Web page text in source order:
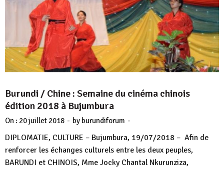
Burundi / Chine : Semaine du cinéma chinois
édition 2018 à Bujumbura
On : 20 juillet 2018 - by burundiforum -
DIPLOMATIE, CULTURE – Bujumbura, 19/07/2018 – Afin de
renforcer les échanges culturels entre les deux peuples,
BARUNDI et CHINOIS, Mme Jocky Chantal Nkurunziza,